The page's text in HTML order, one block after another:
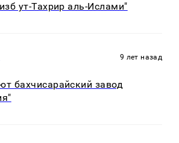
ут-Тахрир аль-Ислами"
9 лет назад
бахчисарайский завод